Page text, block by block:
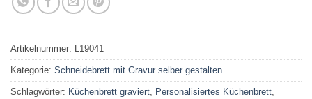
auf
Artikelnummer: L19041
Kategorie: Schneidebrett mit Gravur selber gestalten
Schlagwörter: Küchenbrett graviert Personalisiertes Küchenbrett